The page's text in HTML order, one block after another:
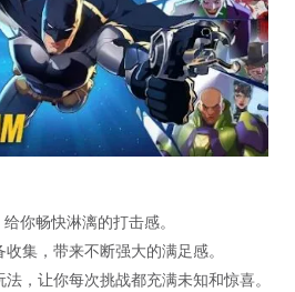
你畅快淋漓的打击感。
集，带来不断强大的满足感。
，让你每次挑战都充满未知和惊喜。